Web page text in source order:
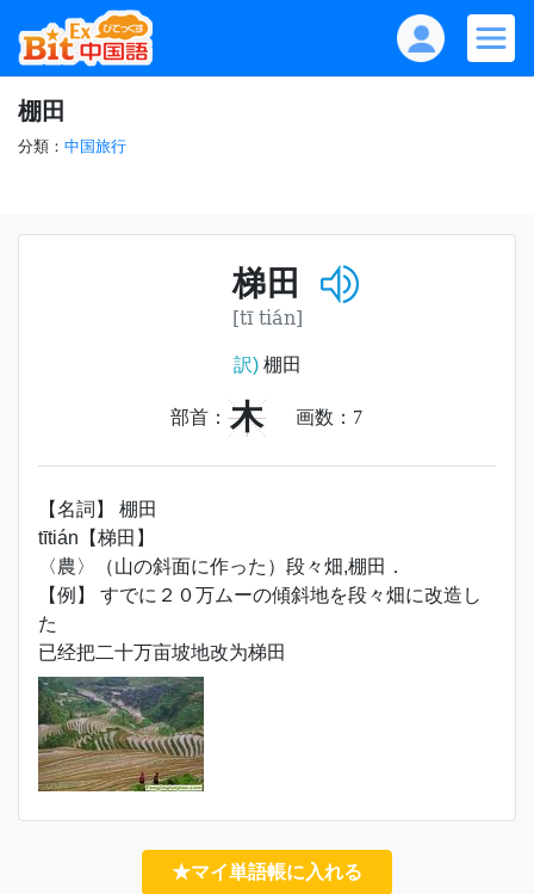
棚田
分類： 中国旅行
梯田
[tī tián]
訳)棚田
部首： 木 画数： 7
【名詞】 棚田
tītián【梯田】
〈農〉（山の斜面に作った）段々畑,棚田．
【例】 すでに２０万ムーの傾斜地を段々畑に改造し
た
已经把二十万亩坡地改为梯田
★マイ単語帳に入れる